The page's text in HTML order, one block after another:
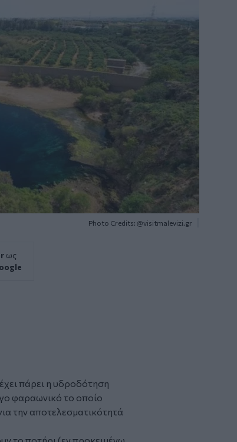
Photo Credits: @visitmalevizi.gr
ως
πάρει η υδροδότηση
φαραωνικό το οποίο
την αποτελεσματικότητά